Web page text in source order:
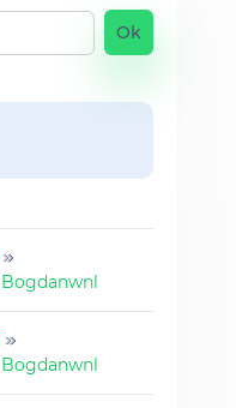
Bogdanwnl
Bogdanwnl